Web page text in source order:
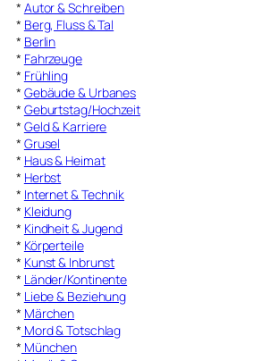
* Autor & Schreiben
* Berg, Fluss & Tal
* Berlin
* Fahrzeuge
* Frühling
* Gebäude & Urbanes
* Geburtstag/Hochzeit
* Geld & Karriere
* Grusel
* Haus & Heimat
* Herbst
* Internet & Technik
* Kleidung
* Kindheit & Jugend
* Körperteile
* Kunst & Inbrunst
* Länder/Kontinente
* Liebe & Beziehung
* Märchen
* Mord & Totschlag
* München